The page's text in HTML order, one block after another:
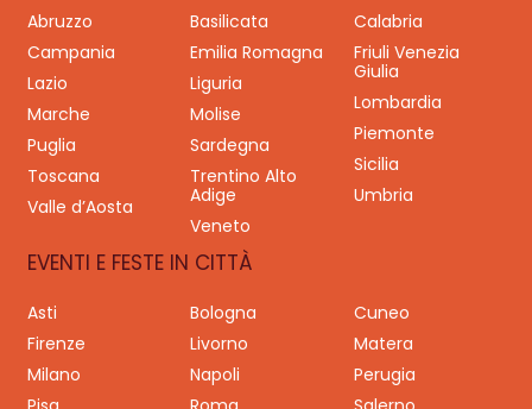
Abruzzo Basilicata
Calabria
Campania
Emilia Romagna
Friuli Venezia
Giulia
Lazio
Liguria
Lombardia
Marche
Molise
Piemonte
Puglia
Sardegna
Sicilia
Toscana
Trentino Alto
Adige
Umbria
Valle d’Aosta
Veneto
EVENTI E FESTE IN CITTÀ
Asti Bologna
Cuneo
Firenze
Livorno
Matera
Milano
Napoli
Perugia